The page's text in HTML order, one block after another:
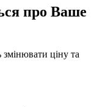
про Ваше
ціну та